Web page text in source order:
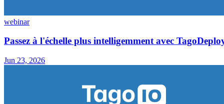
webinar
Passez à l'échelle plus intelligemment avec
Jun 23, 2026